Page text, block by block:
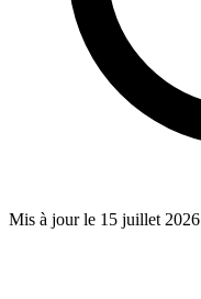
Mis à jour le 15 juillet 2026